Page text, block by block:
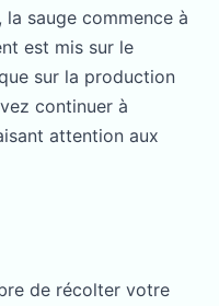
la sauge commence à
est mis sur le
sur la production
continuer à
attention aux
de récolter votre